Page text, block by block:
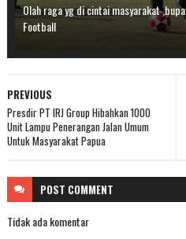
Olah raga yg di cintai masyarakat
Football
PREVIOUS
Presdir PT IRJ Group Hibahkan 1000
Unit Lampu Penerangan Jalan Umum
Untuk Masyarakat Papua
POST COMMENT
Tidak ada komentar